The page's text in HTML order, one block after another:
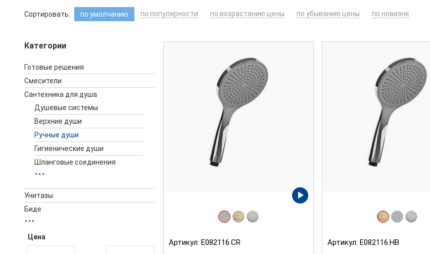
Сортировать: по умолчанию по популярности по возрастанию цены по убыванию цены по новизне
Категории
Готовые решения
Смесители
Сантехника для душа
Душевые системы
Верхние души
Ручные души
Гигиенические души
Шланговые соединения
...
Унитазы
Биде
...
Артикул: E082116.CR
Артикул: E082116.HB